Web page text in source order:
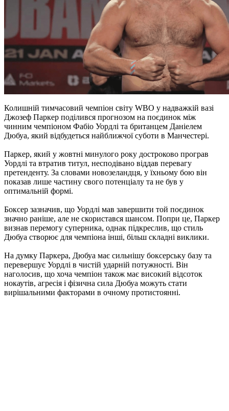
Колишній тимчасовий чемпіон світу WBO у надважкій вазі
Джозеф Паркер поділився прогнозом на поєдинок між
чинним чемпіоном Фабіо Уордлі та британцем Даніелем
Дюбуа, який відбудеться найближчої суботи в Манчестері.
Паркер, який у жовтні минулого року достроково програв
Уордлі та втратив титул, несподівано віддав перевагу
претенденту. За словами новозеландця, у їхньому бою він
показав лише частину свого потенціалу та не був у
оптимальній формі.
Боксер зазначив, що Уордлі мав завершити той поєдинок
значно раніше, але не скористався шансом. Попри це, Паркер
визнав перемогу суперника, однак підкреслив, що стиль
Дюбуа створює для чемпіона інші, більш складні виклики.
На думку Паркера, Дюбуа має сильнішу боксерську базу та
перевершує Уордлі в чистій ударній потужності. Він
наголосив, що хоча чемпіон також має високий відсоток
нокаутів, агресія і фізична сила Дюбуа можуть стати
вирішальними факторами в очному протистоянні.